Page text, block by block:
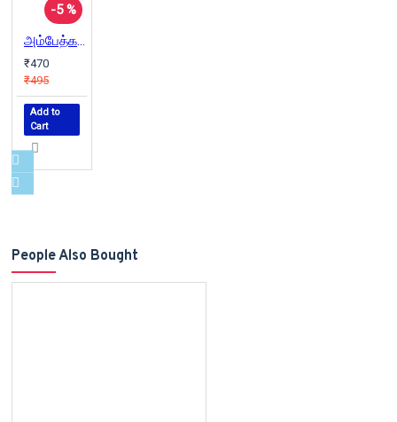
-5 %
அம்பேத்கர் கடிதங்கள்
₹470
₹495
Add to
Cart
People Also Bought